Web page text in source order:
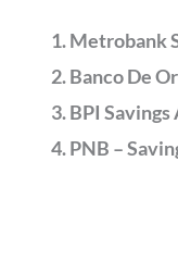
Metrobank
Banco De
BPI
PNB –